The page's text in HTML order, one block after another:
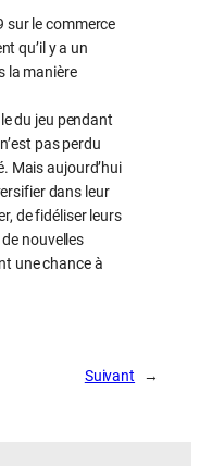
sur le commerce
qu’il y a un
la manière
du jeu pendant
pas perdu
Mais aujourd’hui
dans leur
de fidéliser leurs
nouvelles
une chance à
Suivant →